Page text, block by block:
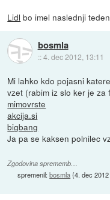
Lidl bo imel naslednji
bosmla
::4. dec 2012, 13:11
Mi lahko kdo pojasni
vzet (rabim iz slo ker je za
mimovrste
akcija.si
bigbang
Ja pa se kaksen polnilec
Zgodovina sprememb…
spremenil:bosmla(4. dec